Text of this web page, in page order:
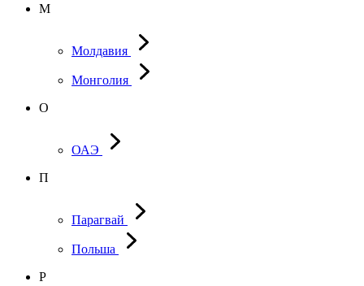
М
Молдавия
Монголия
О
ОАЭ
П
Парагвай
Польша
Р